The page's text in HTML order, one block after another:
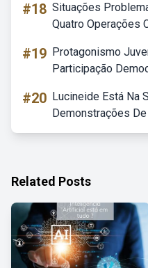
#18 Situações
Quatro Operações
#19 Protagonismo
Participação
#20 Lucineide Está Na
Demonstrações
Related Posts